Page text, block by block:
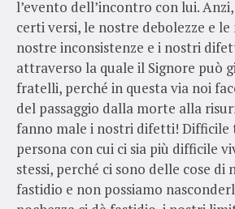
l’evento dell’incontro con lui.
certi versi, le nostre debolezze e
nostre inconsistenze e i nostri
attraverso la quale il Signore può
fratelli, perché in questa via noi
del passaggio dalla morte alla
fanno male i nostri difetti! Difficile
persona con cui ci sia più difficile
stessi, perché ci sono delle cose di
fastidio e non possiamo